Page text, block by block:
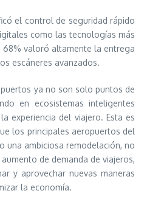
el control de seguridad rápido
como las tecnologías más
68% valoró altamente la entrega
escáneres avanzados.
ya no son solo puntos de
en ecosistemas inteligentes
experiencia del viajero. Esta es
los principales aeropuertos del
una ambiciosa remodelación, no
de demanda de viajeros,
y aprovechar nuevas maneras
la economía.